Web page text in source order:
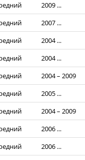
2009 ...
2007 ...
2004 ...
2004 ...
2004 – 2009
2005 ...
2004 – 2009
2006 ...
2006 ...